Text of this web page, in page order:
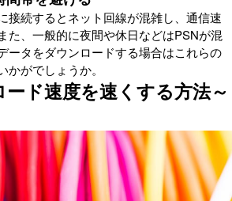
接続するとネット回線が混雑し、通信速
た、一般的に夜間や休日などはPSNが混
ータをダウンロードする場合はこれらの
がでしょうか。
ド速度を速くする方法～